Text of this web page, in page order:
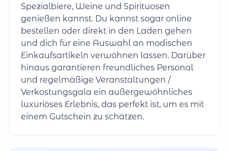
Spezialbiere, Weine und Spirituosen
genießen kannst. Du kannst sogar online
bestellen oder direkt in den Laden gehen
und dich für eine Auswahl an modischen
Einkaufsartikeln verwöhnen lassen. Darüber
hinaus garantieren freundliches Personal
und regelmäßige Veranstaltungen /
Verkostungsgala ein außergewöhnliches
luxuriöses Erlebnis, das perfekt ist, um es mit
einem Gutschein zu schätzen.